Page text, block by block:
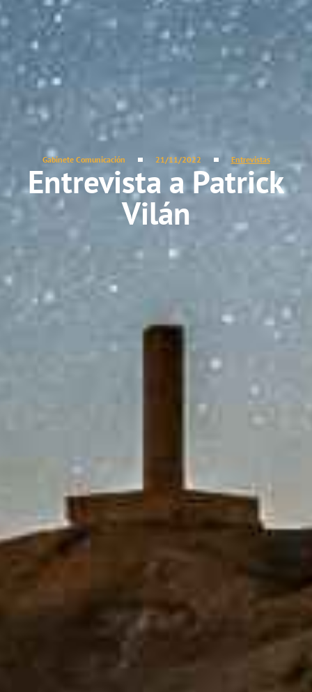
Gabinete Comunicación 21/11/2022 Entrevistas
Entrevista a Patrick
Vilán